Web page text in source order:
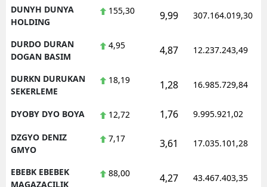
DUNYH DUNYA
HOLDING
155,30 9,99 307.164.019,30
DURDO DURAN
DOGAN BASIM
4,95 4,87 12.237.243,49
DURKN DURUKAN
SEKERLEME
18,19 1,28 16.985.729,84
DYOBY DYO BOYA 12,72 1,76 9.995.921,02
DZGYO DENIZ
GMYO
7,17 3,61 17.035.101,28
EBEBK EBEBEK
MAGAZACILIK
88,00 4,27 43.467.403,35